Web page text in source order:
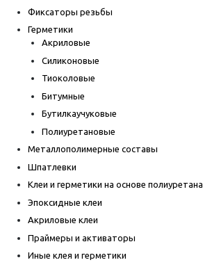
Фиксаторы резьбы
Герметики
Акриловые
Силиконовые
Тиоколовые
Битумные
Бутилкаучуковые
Полиуретановые
Металлополимерные составы
Шпатлевки
Клеи и герметики на основе полиуретана
Эпоксидные клеи
Акриловые клеи
Праймеры и активаторы
Иные клея и герметики